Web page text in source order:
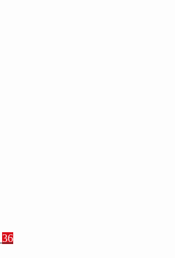
36